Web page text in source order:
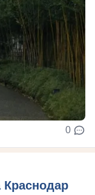
0
Краснодар